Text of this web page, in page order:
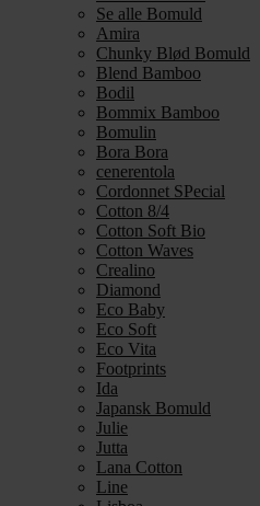
Se alle Bomuld
Amira
Chunky Blød Bomuld
Blend Bamboo
Bodil
Bommix Bamboo
Bomulin
Bora Bora
cenerentola
Cordonnet SPecial
Cotton 8/4
Cotton Soft Bio
Cotton Waves
Crealino
Diamond
Eco Baby
Eco Soft
Eco Vita
Footprints
Ida
Japansk Bomuld
Julie
Jutta
Lana Cotton
Line